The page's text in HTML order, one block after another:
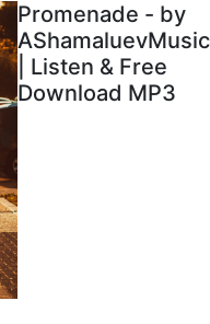
Promenade - by
AShamaluevMusic
| Listen & Free
Download MP3